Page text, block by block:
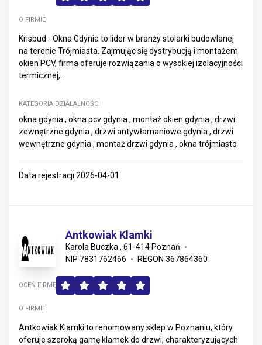
O FIRMIE
Krisbud - Okna Gdynia to lider w branży stolarki budowlanej
na terenie Trójmiasta. Zajmując się dystrybucją i montażem
okien PCV, firma oferuje rozwiązania o wysokiej izolacyjności
termicznej,...
KATEGORIA DZIAŁALNOŚCI
okna gdynia , okna pcv gdynia , montaż okien gdynia , drzwi
zewnętrzne gdynia , drzwi antywłamaniowe gdynia , drzwi
wewnętrzne gdynia , montaż drzwi gdynia , okna trójmiasto
Data rejestracji 2026-04-01
Antkowiak Klamki
Karola Buczka , 61-414 Poznań
NIP 7831762466
REGON 367864360
O FIRMIE
Antkowiak Klamki to renomowany sklep w Poznaniu, który
oferuje szeroką gamę klamek do drzwi, charakteryzujących
OCEŃ FIRMĘ